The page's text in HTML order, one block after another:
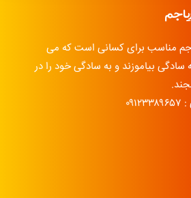
مناسب برای کسانی است که می
سادگی بیاموزند و به سادگی خود را در